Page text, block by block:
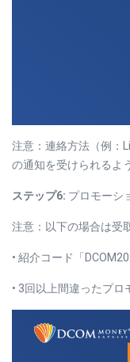
注意：連絡方法（例：
の通知を受けられるよ
ステップ6: プロモーシ
注意：以下の場合は受
• 紹介コード「
• 3回以上間違ったプロ